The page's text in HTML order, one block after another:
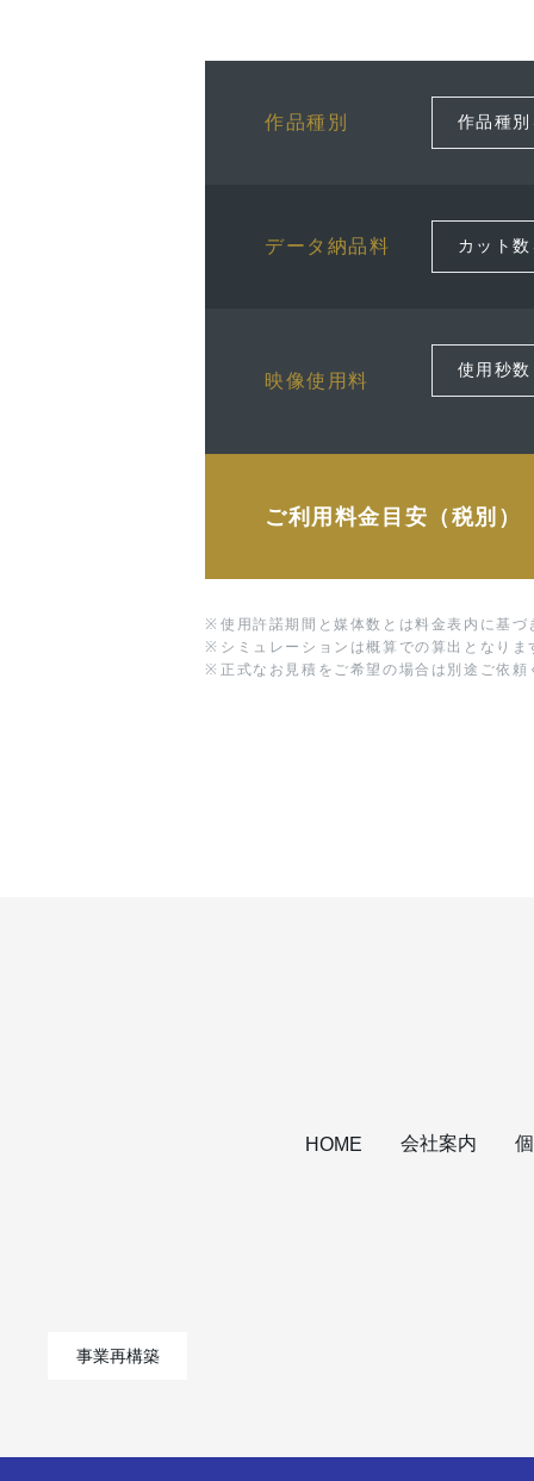
作品種別
データ納品料
映像使用料
ご利用料金目安（税別）
※ 使用許諾期間と媒体数とは料金表内に基づ
※ シミュレーションは概算での算出となりま
※ 正式なお見積をご希望の場合は別途ご依頼
HOME 会社案内
事業再構築